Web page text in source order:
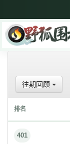
往期回顾
排名
401